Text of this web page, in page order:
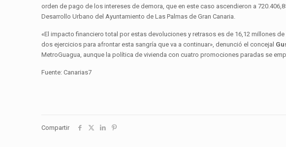
orden de pago de los intereses de demora, que en este caso ascendieron a
Desarrollo Urbano del Ayuntamiento de Las Palmas de Gran Canaria.
«El impacto financiero total por estas devoluciones y retrasos es de 16,12 millones
dos ejercicios para afrontar esta sangría que va a continuar», denunció el concejal
MetroGuagua, aunque la política de vivienda con cuatro promociones paradas se
Fuente: Canarias7
Compartir